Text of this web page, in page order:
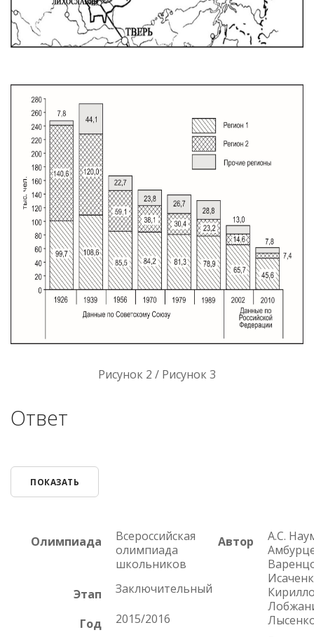
Рисунок 2 / Рисунок 3
Ответ
ПОКАЗАТЬ
Олимпиада
Всероссийская
олимпиада
школьников
Этап
Заключительный
Год 2015/2016
Автор
А.С.